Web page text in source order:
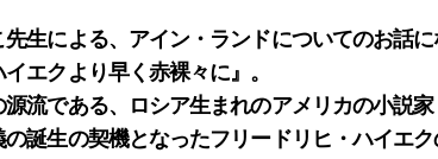
生による、アイン・ランドについてのお話
エクより早く赤裸々に』 。
源流である、ロシア生まれのアメリカの小説
の誕生の契機となったフリードリヒ・ハイエ